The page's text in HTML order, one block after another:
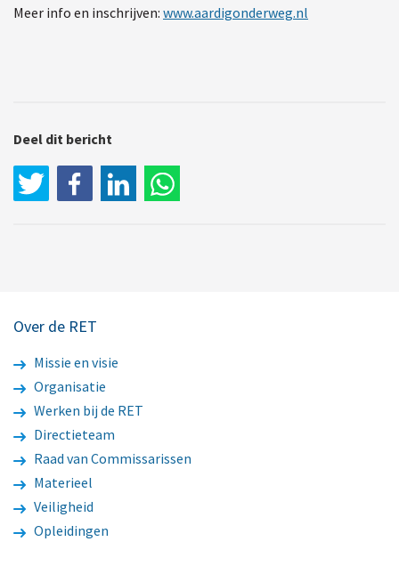
Meer info en inschrijven: www.aardigonderweg.nl
Deel dit bericht
LinkedIn
Over de RET
Missie en visie
Organisatie
Werken bij de RET
Directieteam
Raad van Commissarissen
Materieel
Veiligheid
Opleidingen